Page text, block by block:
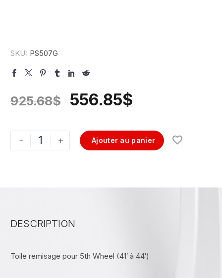
SKU: PS507G
925.68$ 556.85$
- + Ajouter au panier
DESCRIPTION
Toile remisage pour 5th Wheel (41′ à 44′)